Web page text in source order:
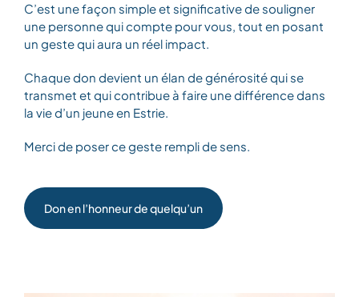
C’est une façon simple et significative de souligner
une personne qui compte pour vous, tout en posant
un geste qui aura un réel impact.
Chaque don devient un élan de générosité qui se
transmet et qui contribue à faire une différence dans
la vie d’un jeune en Estrie.
Merci de poser ce geste rempli de sens.
Don en l’honneur de quelqu’un